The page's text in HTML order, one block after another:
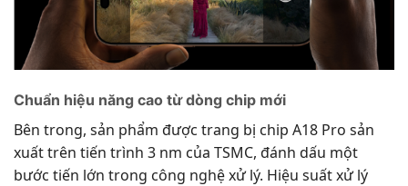
Chuẩn hiệu năng cao từ dòng chip mới
Bên trong, sản phẩm được trang bị chip A18 Pro sản
xuất trên tiến trình 3 nm của TSMC, đánh dấu một
bước tiến lớn trong công nghệ xử lý. Hiệu suất xử lý